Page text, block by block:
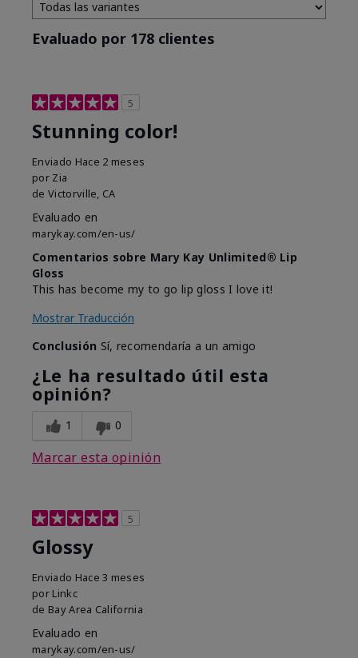
Evaluado por 178 clientes
5
Stunning color!
Enviado Hace 2 meses
por Zia
de Victorville, CA
Evaluado en
marykay.com/en-us/
Comentarios sobre Mary Kay Unlimited® Lip
Gloss
This has become my to go lip gloss I love it!
Mostrar Traducción
Conclusión Sí, recomendaría a un amigo
¿Le ha resultado útil esta
opinión?
1 0
Marcar esta opinión
5
Glossy
Enviado Hace 3 meses
por Linkc
de Bay Area California
Evaluado en
marykay.com/en-us/